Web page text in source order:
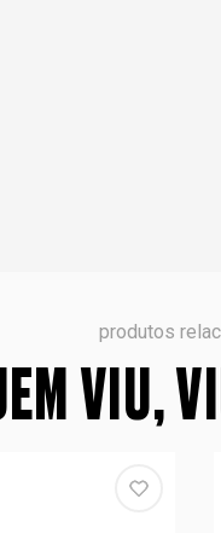
produtos
VIU,